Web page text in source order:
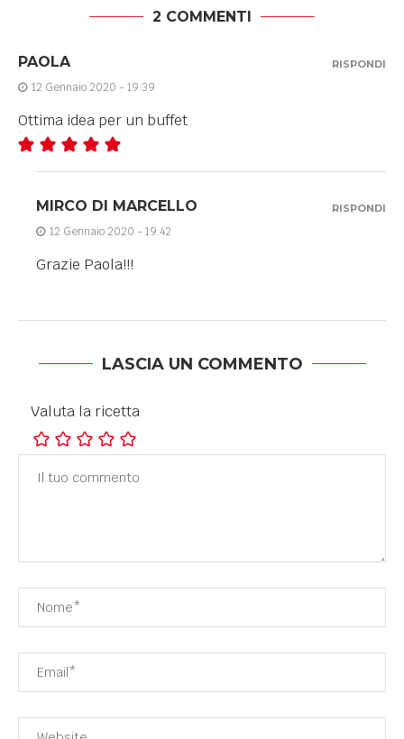
2 COMMENTI
PAOLA
12 Gennaio 2020 - 19:39
Ottima idea per un buffet
RISPONDI
MIRCO DI MARCELLO
12 Gennaio 2020 - 19:42
Grazie Paola!!!
RISPONDI
LASCIA UN COMMENTO
Valuta la ricetta